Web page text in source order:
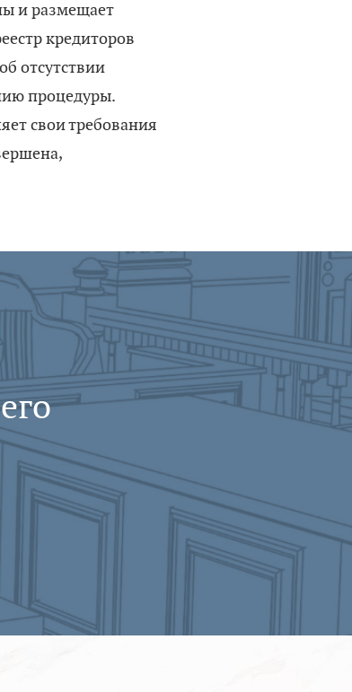
и размещает
кредиторов
отсутствии
процедуры.
свои требования